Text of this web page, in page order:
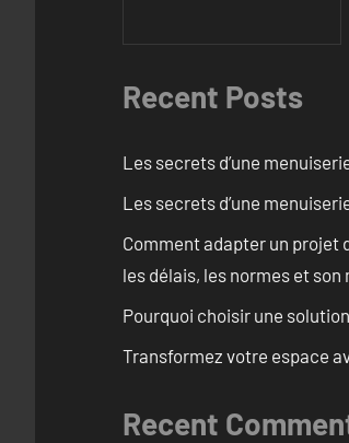
Recent Posts
Les secrets d’une
Les secrets d’une
Comment adapter un projet
les délais, les normes et son
Pourquoi choisir une
Transformez votre espace
Recent